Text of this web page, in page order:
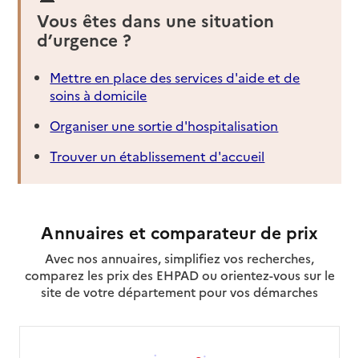
Vous êtes dans une situation
d’urgence ?
Mettre en place des services d'aide et de
soins à domicile
Organiser une sortie d'hospitalisation
Trouver un établissement d'accueil
Annuaires et comparateur de prix
Avec nos annuaires, simplifiez vos recherches,
comparez les prix des EHPAD ou orientez-vous sur le
site de votre département pour vos démarches